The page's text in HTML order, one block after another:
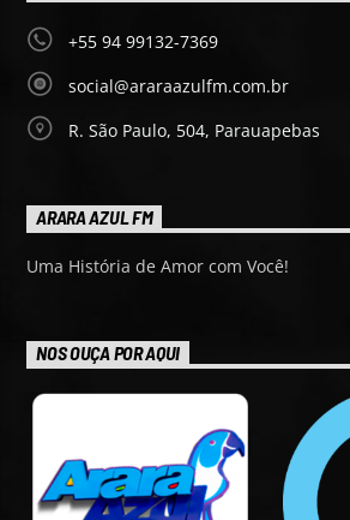
+55 94 99132-7369
social@araraazulfm.com.br
R. São Paulo, 504, Parauapebas
ARARA AZUL FM
Uma História de Amor com Você!
NOS OUÇA POR AQUI